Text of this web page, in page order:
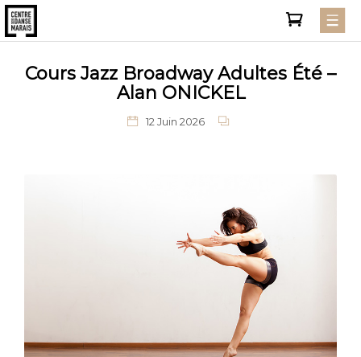
Cours Jazz Broadway Adultes Été –
Alan ONICKEL
12 Juin 2026